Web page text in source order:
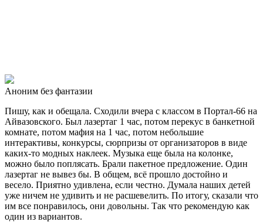
Аноним без фантазии
Пишу, как и обещала. Сходили вчера с классом в Портал-66 на
Айвазовского. Был лазертаг 1 час, потом перекус в банкетной
комнате, потом мафия на 1 час, потом небольшие
интерактивы, конкурсы, сюрпризы от организаторов в виде
каких-то модных наклеек. Музыка еще была на колонке,
можно было поплясать. Брали пакетное предложение. Один
лазертаг не вывез бы. В общем, всё прошло достойно и
весело. Приятно удивлена, если честно. Думала наших детей
уже ничем не удивить и не расшевелить. По итогу, сказали что
им все понравилось, они довольны. Так что рекомендую как
один из вариантов.